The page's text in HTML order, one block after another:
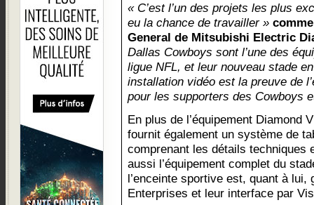
« C’est l’un des projets les plus
eu la chance de travailler »
General de Mitsubishi Electric
Dallas Cowboys sont l’une des
ligue NFL, et leur nouveau stade
installation vidéo est la preuve de
pour les supporters des Cowboys
En plus de l’équipement Diamond
fournit également un système de
comprenant les détails techniques
aussi l’équipement complet du
l’enceinte sportive est, quant à
Enterprises et leur interface par